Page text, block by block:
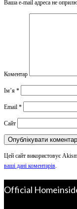
Ваша e-mail адреса не
Коментар
Ім’я *
Email *
Сайт
Цей сайт використовує
ваші дані коментарів.
Official